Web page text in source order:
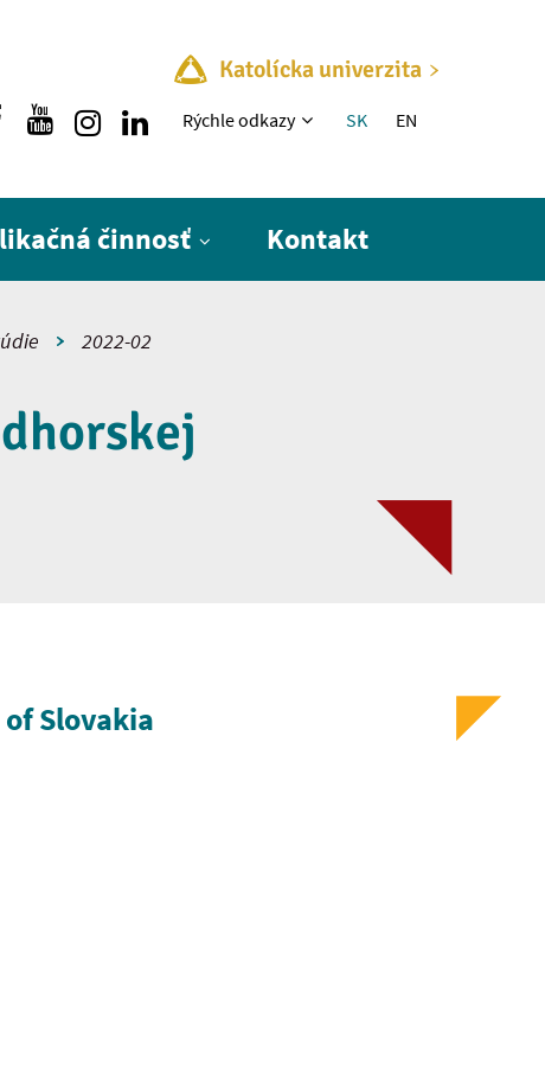
Katolícka univerzita
Rýchle menu
Rýchle odkazy SK EN
činnosť Kontakt
2022-02
Slovakia